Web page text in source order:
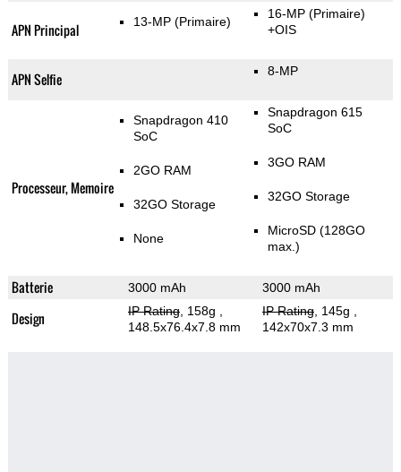
APN Principal 13-MP (Primaire)
16-MP (Primaire)
+OIS
APN Selfie 8-MP
Processeur, Memoire
Snapdragon 410
SoC
2GO RAM
32GO Storage
None
Snapdragon 615
SoC
3GO RAM
32GO Storage
MicroSD (128GO
max.)
Batterie 3000 mAh 3000 mAh
Design IP Rating, 158g
148.5x76.4x7.8 mm
IP Rating, 145g
142x70x7.3 mm